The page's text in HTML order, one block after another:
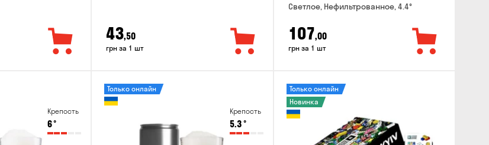
43,50
грн за 1 шт
Светлое, Нефильтрованное, 4.4°
107,00
грн за 1 шт
Крепость
6°
Крепость
5.3°
Только онлайн
Только онлайн
Новинка